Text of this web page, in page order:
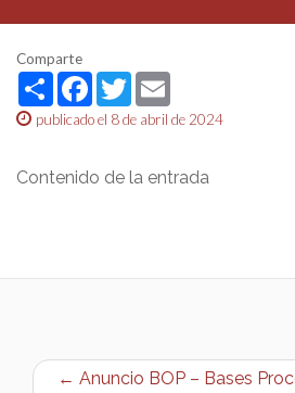
Comparte
ShareFacebook
Twitter
publicado el 8 de abril de 2024
Contenido de la entrada
← Anuncio BOP – Bases